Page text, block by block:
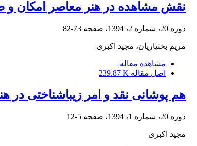
نقش مشاهده در هنر معاصر امکان
دوره 20، شماره 2، 1394، صفحه 73-82
مریم بختیاریان، مجید اکبری
مشاهده مقاله
اصل مقاله 239.87 K
هم پوشانی نقد و امر زیباشناختی در
دوره 20، شماره 1، 1394، صفحه 5-12
مجید اکبری